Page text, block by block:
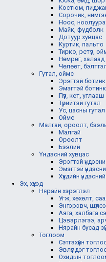
Костюм,
Сорочик,
Ноос,
Майк, фудболк
Дотуур хувцас
Куртик, пальто
Тирко, ретүз,
Нөмрөг, халаад
Чөлөөт,
Гутал, оймс
Эрэгтэй ботинк
Эмэгтэй
Пүүз, кет, углааш
Түрийтэй гутал
Ус, цасны гутал
Оймс
Малгай, ороолт,
Малгай
Ороолт
Бээлий
Үндэсний хувцас
Эрэгтэй
Эмэгтэй
Хүүхдийн
Эх, хүүхэд
Нярайн хэрэглэл
Угж, хөхөлт,
Энгэрэвч,
Аяга, халбага
Цэвэрлэгээ,
Нярайн бусад
Тоглоом
Сэтгэхүйн
Эвлүүлдэг
Охидын